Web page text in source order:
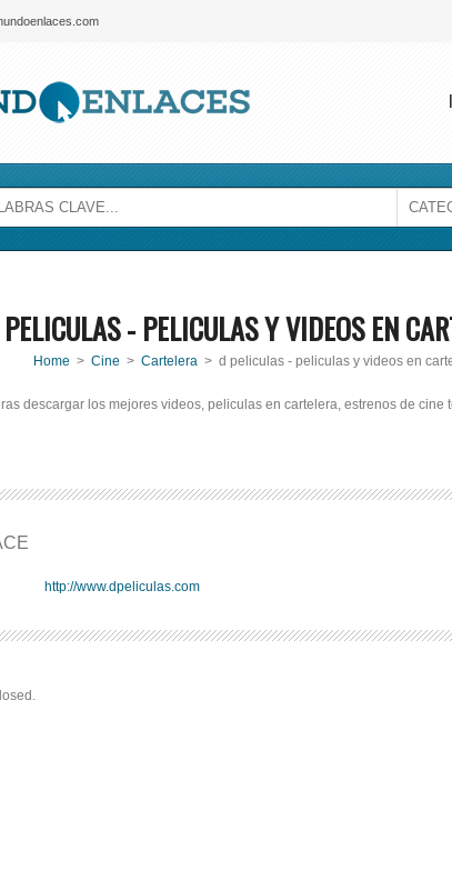
- PELICULAS Y VIDEOS EN
Home > Cine > Cartelera > d peliculas - peliculas y videos en
descargar los mejores videos, peliculas en cartelera, estrenos de cine
http://www.dpeliculas.com